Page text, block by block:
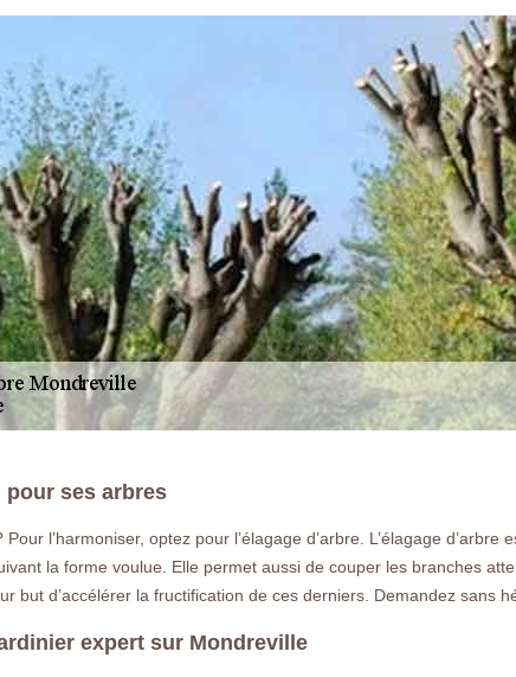
LA
pour ses arbres
l’harmoniser, optez pour l’élagage d’arbre. L’élagage
la forme voulue. Elle permet aussi de couper les branches
but d’accélérer la fructification de ces derniers. Demandez sans
expert sur Mondreville